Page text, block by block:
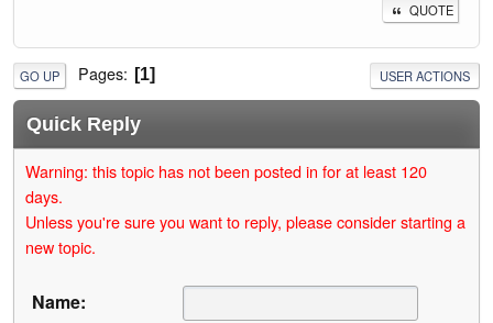
QUOTE
GO UP Pages 1 USER ACTIONS
Quick Reply
Warning: this topic has not been posted in for at least 120
days.
Unless you're sure you want to reply, please consider starting a
new topic.
Name: